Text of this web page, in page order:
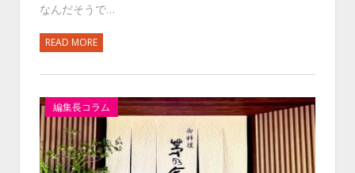
なんだそうで…
READ MORE
編集長コラム